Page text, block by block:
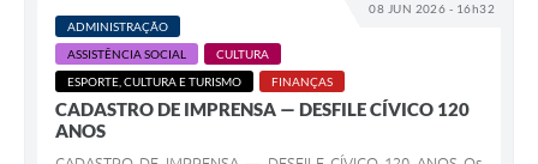
Agenda
Contato
08 JUN 2026 - 16h32
ADMINISTRAÇÃO
ASSISTÊNCIA SOCIAL
CULTURA
ESPORTE, CULTURA E TURISMO
FINANÇAS
CADASTRO DE IMPRENSA — DESFILE CÍVICO 120
ANOS